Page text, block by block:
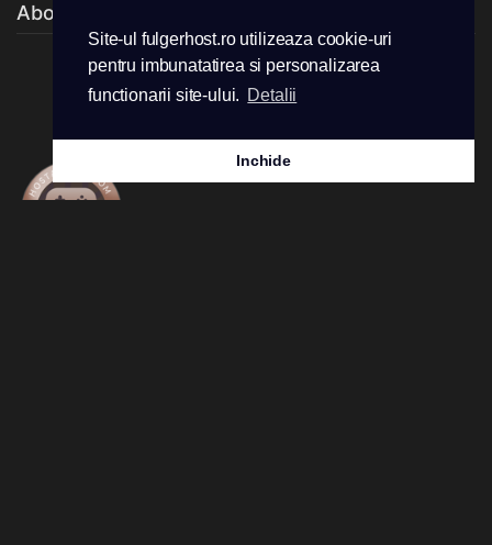
Site-ul fulgerhost.ro utilizeaza cookie-uri
pentru imbunatatirea si personalizarea
functionarii site-ului. Detalii
Inchide
About Company